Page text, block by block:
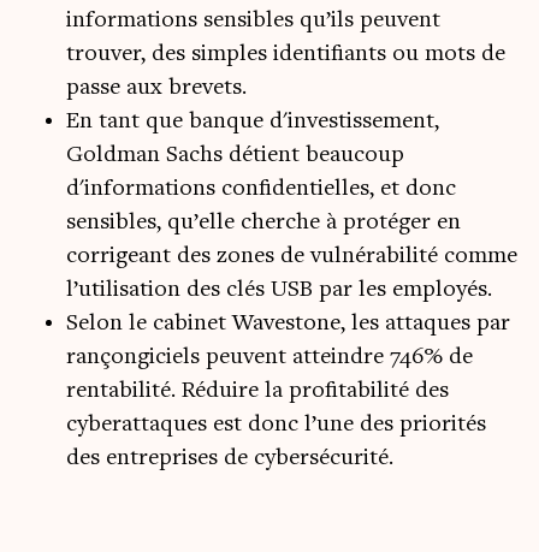
informations sensibles qu’ils peuvent
trouver, des simples identifiants ou mots de
passe aux brevets.
En tant que banque d'investissement,
Goldman Sachs détient beaucoup
d'informations confidentielles, et donc
sensibles, qu’elle cherche à protéger en
corrigeant des zones de vulnérabilité comme
l’utilisation des clés USB par les employés.
Selon le cabinet Wavestone, les attaques par
rançongiciels peuvent atteindre 746% de
rentabilité. Réduire la profitabilité des
cyberattaques est donc l’une des priorités
des entreprises de cybersécurité.